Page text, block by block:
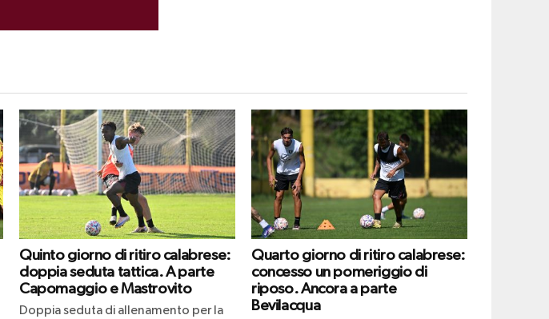
Quinto giorno di ritiro calabrese:
doppia seduta tattica. A parte
Capomaggio e Mastrovito
Doppia seduta di allenamento per la
Quarto giorno di ritiro calabrese:
concesso un pomeriggio di
riposo. Ancora a parte
Bevilacqua